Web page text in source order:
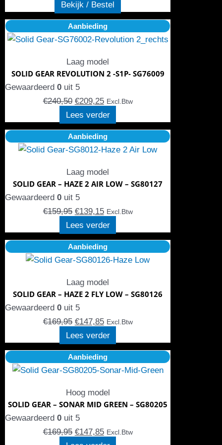
Bekijk / Bestel
gekozen
worden
op
Aanbieding
Laag model
SOLID GEAR REVOLUTION 2 -S1P- SG76009
Gewaardeerd 0 uit 5
€240,50
Oorspronkelijke
prijs
€240,50.
€209,25
Huidige
prijs
€209,25.
Excl.Btw
Lees verder
Aanbieding
Laag model
SOLID GEAR – HAZE 2 AIR LOW – SG80127
Gewaardeerd 0 uit 5
€159,95
Oorspronkelijke
prijs
€159,95.
€139,15
Huidige
prijs
€139,15.
Excl.Btw
Lees verder
Aanbieding
Laag model
SOLID GEAR – HAZE 2 FLY LOW – SG80126
Gewaardeerd 0 uit 5
€169,95
Oorspronkelijke
prijs
€169,95.
€147,85
Huidige
prijs
€147,85.
Excl.Btw
Lees verder
Aanbieding
Hoog model
SOLID GEAR – SONAR MID GREEN – SG80205
Gewaardeerd 0 uit 5
€169,95
Oorspronkelijke
prijs
€169,95.
€147,85
Huidige
prijs
€147,85.
Excl.Btw